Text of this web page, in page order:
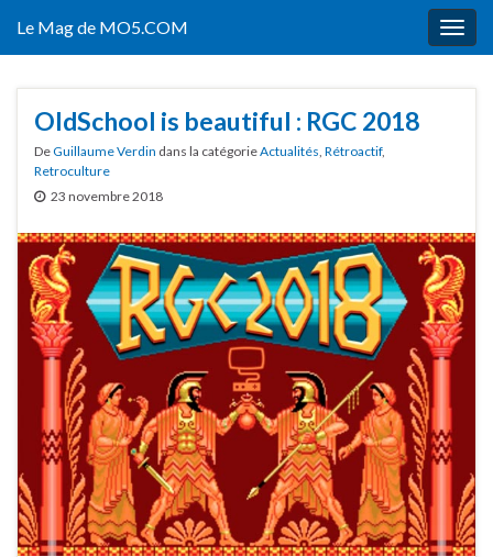
Le Mag de MO5.COM
OldSchool is beautiful : RGC 2018
DeGuillaume Verdin dans la catégorieActualités, Rétroactif,
Retroculture
23 novembre 2018